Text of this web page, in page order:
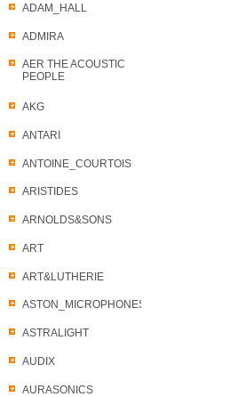
ADAM_HALL
ADMIRA
AER THE ACOUSTIC
PEOPLE
AKG
ANTARI
ANTOINE_COURTOIS
ARISTIDES
ARNOLDS&SONS
ART
ART&LUTHERIE
ASTON_MICROPHONES
ASTRALIGHT
AUDIX
AURASONICS